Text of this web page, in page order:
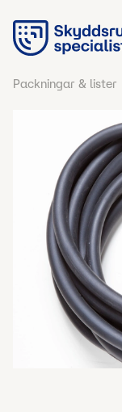
Packningar & lister